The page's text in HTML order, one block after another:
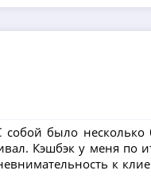
было
Кэшбэк у меня
к